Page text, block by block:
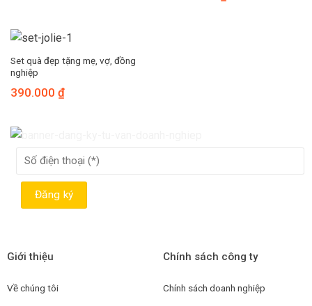
Set quà đẹp tặng mẹ, vợ, đồng
nghiệp
390.000 ₫
Giới thiệu
Về chúng tôi
Chính sách công ty
Chính sách doanh nghiệp